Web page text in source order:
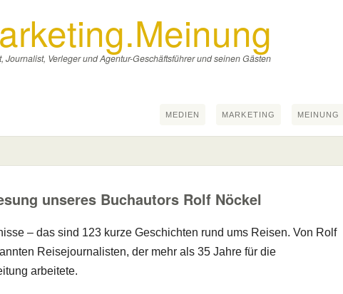
Journalist, Verleger und Agentur-Geschäftsführer und seinen Gästen
MEDIEN MARKETING MEINUNG
unseres Buchautors Rolf Nöckel
– das sind 123 kurze Geschichten rund ums Reisen. Von Rolf
Reisejournalisten, der mehr als 35 Jahre für die
arbeitete.